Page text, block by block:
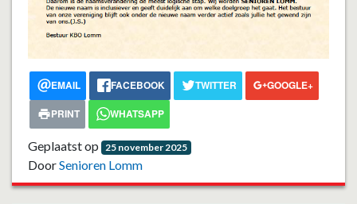
EMAIL FACEBOOK TWITTER
GOOGLE+
PRINT
WHATSAPP
Geplaatst op 25 november 2025
DoorSenioren Lomm